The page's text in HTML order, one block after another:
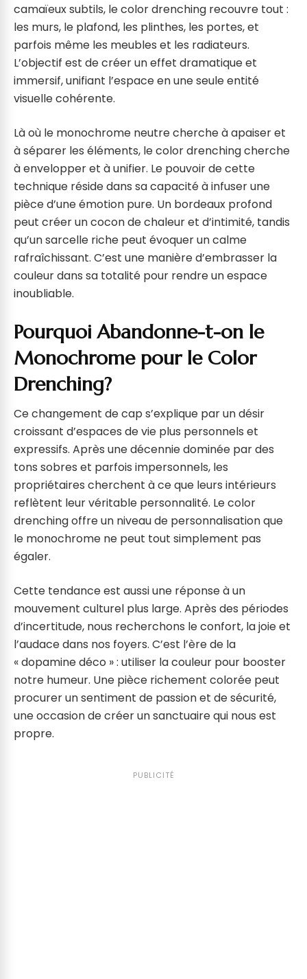
camaïeux subtils, le color drenching recouvre tout :
les murs, le plafond, les plinthes, les portes, et
parfois même les meubles et les radiateurs.
L’objectif est de créer un effet dramatique et
immersif, unifiant l’espace en une seule entité
visuelle cohérente.
Là où le monochrome neutre cherche à apaiser et
à séparer les éléments, le color drenching cherche
à envelopper et à unifier. Le pouvoir de cette
technique réside dans sa capacité à infuser une
pièce d’une émotion pure. Un bordeaux profond
peut créer un cocon de chaleur et d’intimité, tandis
qu’un sarcelle riche peut évoquer un calme
rafraîchissant. C’est une manière d’embrasser la
couleur dans sa totalité pour rendre un espace
inoubliable.
Pourquoi Abandonne-t-on le
Monochrome pour le Color
Drenching?
Ce changement de cap s’explique par un désir
croissant d’espaces de vie plus personnels et
expressifs. Après une décennie dominée par des
tons sobres et parfois impersonnels, les
propriétaires cherchent à ce que leurs intérieurs
reflètent leur véritable personnalité. Le color
drenching offre un niveau de personnalisation que
le monochrome ne peut tout simplement pas
égaler.
Cette tendance est aussi une réponse à un
mouvement culturel plus large. Après des périodes
d’incertitude, nous recherchons le confort, la joie et
l’audace dans nos foyers. C’est l’ère de la
« dopamine déco » : utiliser la couleur pour booster
notre humeur. Une pièce richement colorée peut
procurer un sentiment de passion et de sécurité,
une occasion de créer un sanctuaire qui nous est
propre.
PUBLICITÉ